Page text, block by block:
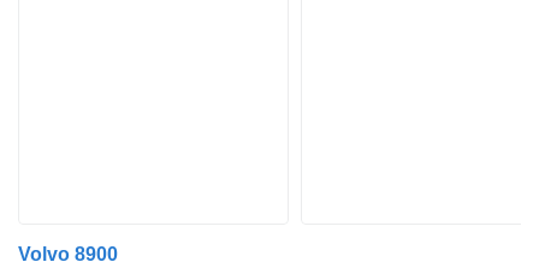
Volvo 8900